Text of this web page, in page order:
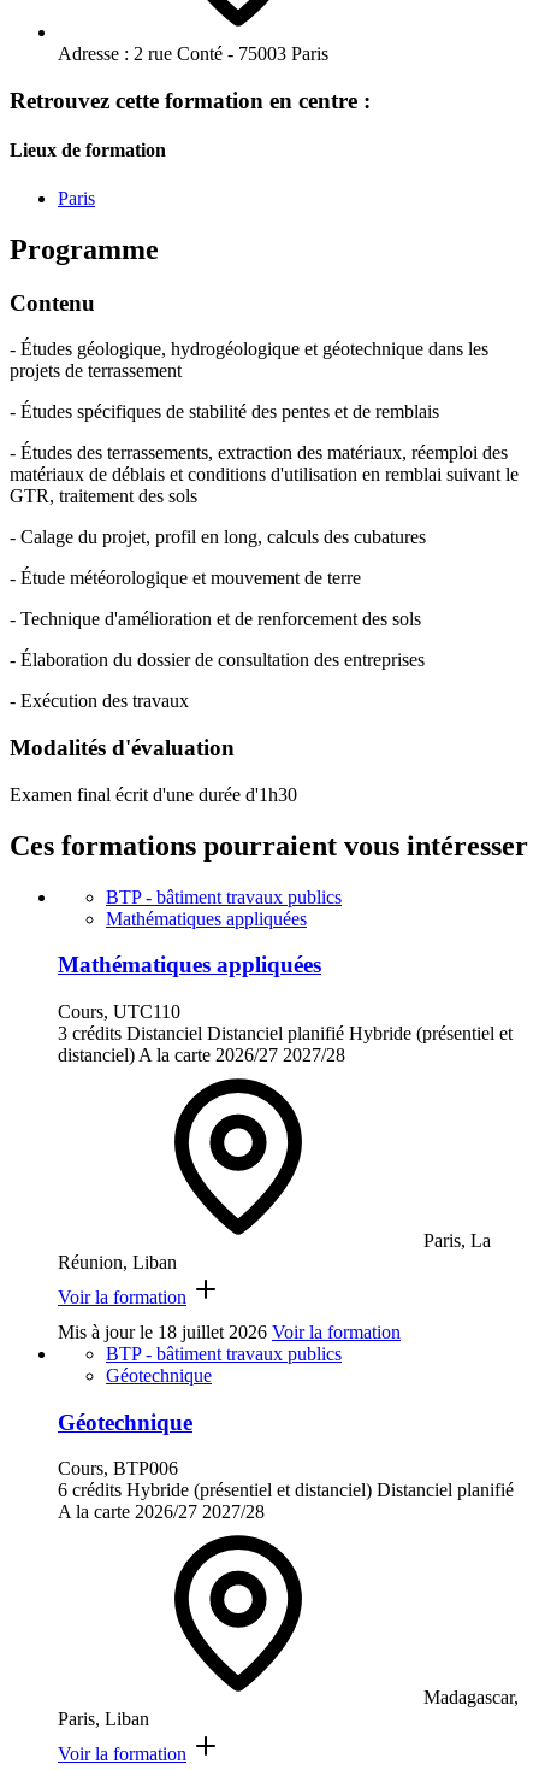
Adresse : 2 rue Conté - 75003 Paris
Retrouvez cette formation en centre :
Lieux de formation
Paris
Programme
Contenu
- Études géologique, hydrogéologique et géotechnique dans les
projets de terrassement
- Études spécifiques de stabilité des pentes et de remblais
- Études des terrassements, extraction des matériaux, réemploi des
matériaux de déblais et conditions d'utilisation en remblai suivant le
GTR, traitement des sols
- Calage du projet, profil en long, calculs des cubatures
- Étude météorologique et mouvement de terre
- Technique d'amélioration et de renforcement des sols
- Élaboration du dossier de consultation des entreprises
- Exécution des travaux
Modalités d'évaluation
Examen final écrit d'une durée d'1h30
Ces formations pourraient vous intéresser
BTP - bâtiment travaux publics
Mathématiques appliquées
Mathématiques appliquées
Cours, UTC110
3 crédits Distanciel Distanciel planifié Hybride (présentiel et
distanciel) A la carte 2026/27 2027/28
Paris, La
Réunion, Liban
Voir la formation
Mis à jour le 18 juillet 2026 Voir la formation
BTP - bâtiment travaux publics
Géotechnique
Géotechnique
Cours, BTP006
6 crédits Hybride (présentiel et distanciel) Distanciel planifié
A la carte 2026/27 2027/28
Madagascar,
Paris, Liban
Voir la formation